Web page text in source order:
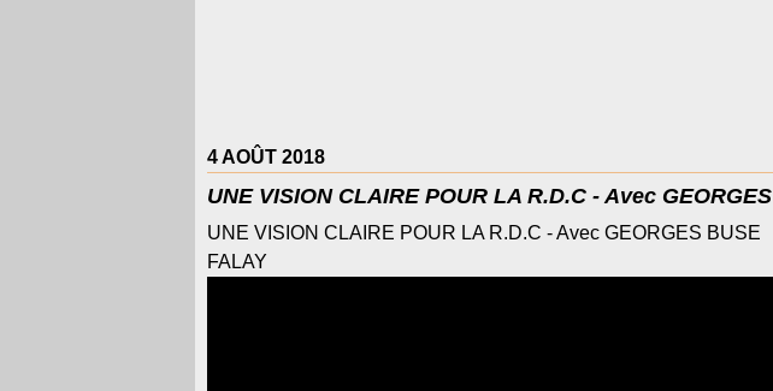
4 AOÛT 2018
UNE VISION CLAIRE POUR LA R.D.C - Avec GEORGES
UNE VISION CLAIRE POUR LA R.D.C - Avec GEORGES BUSE
FALAY